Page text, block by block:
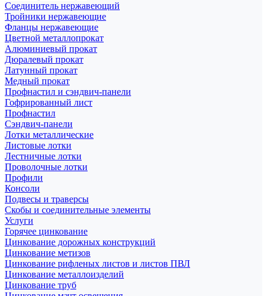
Соединитель нержавеющий
Тройники нержавеющие
Фланцы нержавеющие
Цветной металлопрокат
Алюминиевый прокат
Дюралевый прокат
Латунный прокат
Медный прокат
Профнастил и сэндвич-панели
Гофрированный лист
Профнастил
Сэндвич-панели
Лотки металлические
Листовые лотки
Лестничные лотки
Проволочные лотки
Профили
Консоли
Подвесы и траверсы
Скобы и соединительные элементы
Услуги
Горячее цинкование
Цинкование дорожных конструкций
Цинкование метизов
Цинкование рифленых листов и листов ПВЛ
Цинкование металлоизделий
Цинкование труб